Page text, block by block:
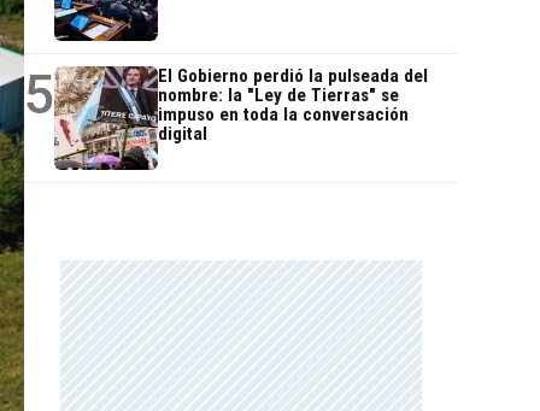
5
El Gobierno perdió la pulseada del
nombre: la "Ley de Tierras" se
impuso en toda la conversación
digital